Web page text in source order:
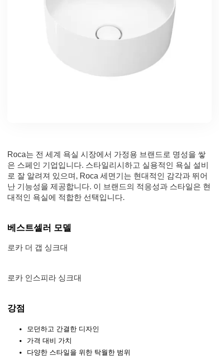
Roca는 전 세계 욕실 시장에서 가정용 브랜드로 명성을 쌓
은 스페인 기업입니다. 스타일리시하고 실용적인 욕실 설비
로 잘 알려져 있으며, Roca 세면기는 현대적인 감각과 뛰어
난 기능성을 제공합니다. 이 브랜드의 적응성과 스타일은 현
대적인 욕실에 적합한 선택입니다.
베스트셀러 모델
로카 더 갭 싱크대
로카 인스피라 싱크대
강점
모던하고 간결한 디자인
가격 대비 가치
다양한 스타일을 위한 탁월한 범위